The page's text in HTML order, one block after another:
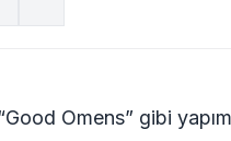
Omens” gibi